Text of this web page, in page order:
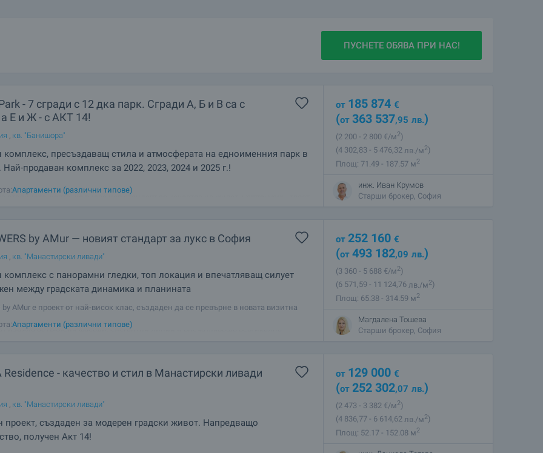
ПУСНЕТЕ ОБЯВА ПРИ НАС!
- 7 сгради с 12 дка парк. Сгради А, Б и В са с
Е и Ж - с АКТ 14!
, кв. "Банишора"
комплекс, пресъздаващ стила и атмосферата на едноименния парк в
продаван комплекс за 2022, 2023, 2024 и 2025 г.!
простор, зеленина и гледки, които ви оставят без дъх! Една бъдеща
столицата, която ще внесе нов стандарт за качество на живот. Central Park - твоят
Апартаменти (различни типове)
от 185 874 €
(от 363 537,95 лв.)
(2 200 - 2 800 €/м2)
(4 302,83 - 5 476,32 лв./м2)
Площ: 71.49 - 187.57 м2
инж. Иван Крумов
Старши брокер, София
by AMur — новият стандарт за лукс в София
, кв. "Манастирски ливади"
комплекс с панорамни гледки, топ локация и впечатляващ силует
между градската динамика и планината
by AMur е проект от най-висок клас, създаден да се превърне в новата визитна
изцяло остъклени фасади, елегантни линии и впечатляваща вертикална
Апартаменти (различни типове)
от 252 160 €
(от 493 182,09 лв.)
(3 360 - 5 688 €/м2)
(6 571 ,59 - 11 124,76 лв./м2)
Площ: 65.38 - 314.59 м2
Магдалена Тошева
Старши брокер, София
Residence - качество и стил в Манастирски ливади
, кв. "Манастирски ливади"
създаден за модерен градски живот. Напредващо
получен Акт 14!
от 129 000 €
(от 252 302,07 лв.)
(2 473 - 3 382 €/м2)
(4 836,77 - 6 614,62 лв./м2)
Площ: 52.17 - 152.08 м2